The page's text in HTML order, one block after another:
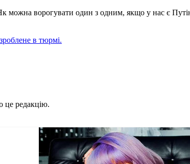
можна ворогувати один з одним, якщо у нас є
в тюрмі.
це редакцію.